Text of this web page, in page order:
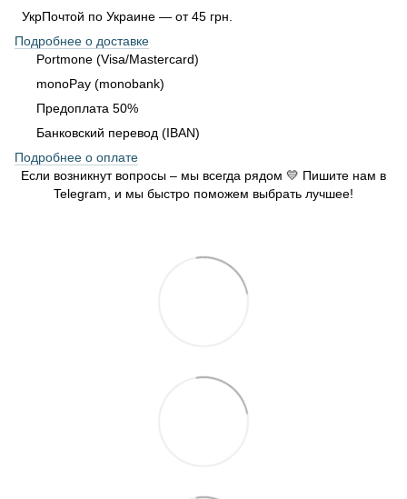
УкрПочтой по Украине — от 45 грн.
Подробнее о доставке
Portmone (Visa/Mastercard)
monoPay (monobank)
Предоплата 50%
Банковский перевод (IBAN)
Подробнее о оплате
Если возникнут вопросы – мы всегда рядом 💛 Пишите нам в
Telegram, и мы быстро поможем выбрать лучшее!